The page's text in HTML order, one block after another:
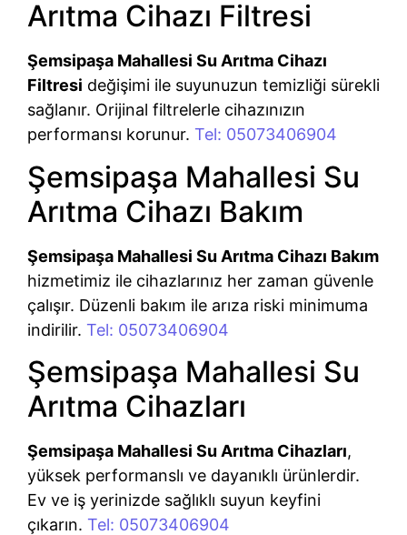
Arıtma Cihazı Filtresi
Şemsipaşa Mahallesi Su Arıtma Cihazı
Filtresi değişimi ile suyunuzun temizliği sürekli
sağlanır. Orijinal filtrelerle cihazınızın
performansı korunur. Tel: 05073406904
Şemsipaşa Mahallesi Su
Arıtma Cihazı Bakım
Şemsipaşa Mahallesi Su Arıtma Cihazı Bakım
hizmetimiz ile cihazlarınız her zaman güvenle
çalışır. Düzenli bakım ile arıza riski minimuma
indirilir. Tel: 05073406904
Şemsipaşa Mahallesi Su
Arıtma Cihazları
Şemsipaşa Mahallesi Su Arıtma Cihazları,
yüksek performanslı ve dayanıklı ürünlerdir.
Ev ve iş yerinizde sağlıklı suyun keyfini
çıkarın. Tel: 05073406904